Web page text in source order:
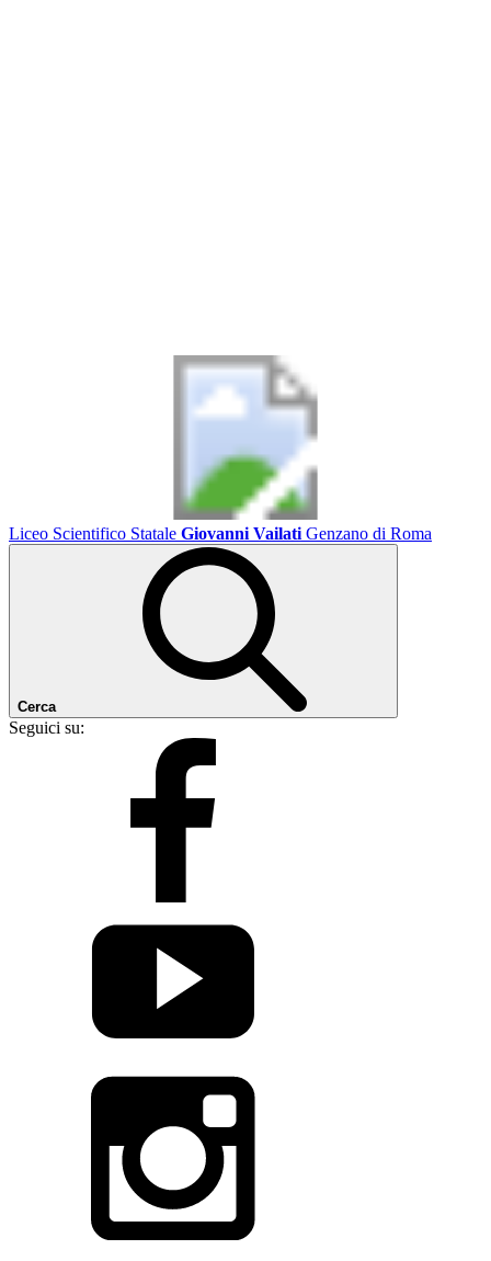
Liceo Scientifico Statale Giovanni Vailati Genzano di Roma
Cerca
Seguici su: